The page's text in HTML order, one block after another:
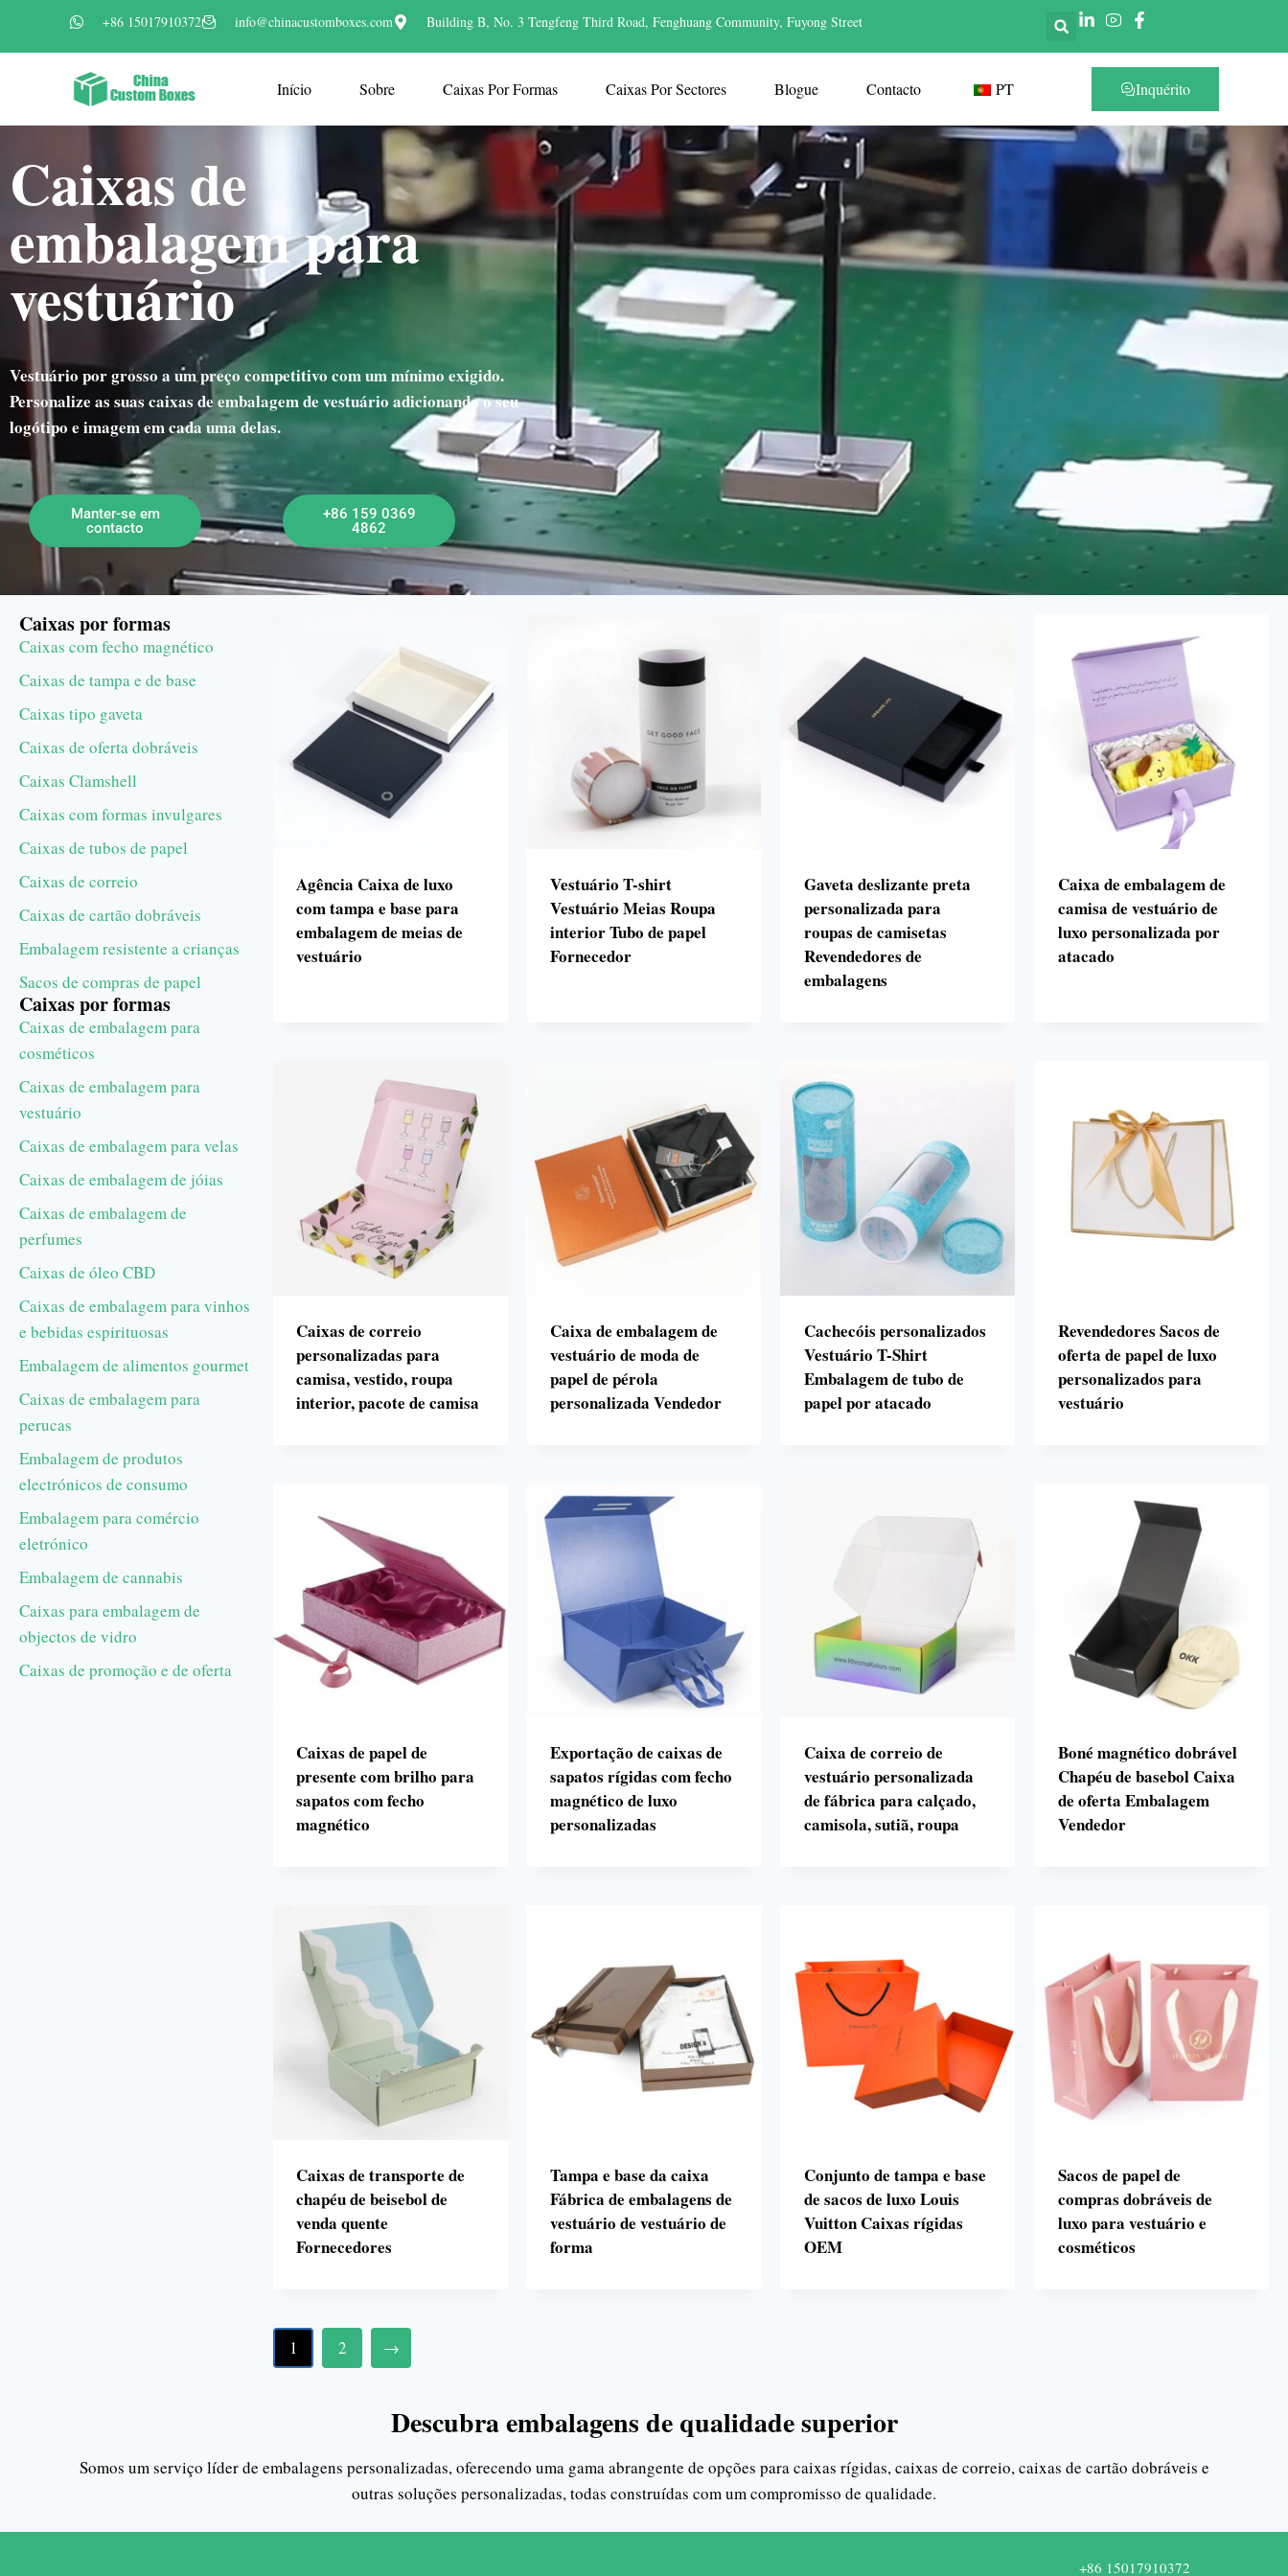
+86 15017910372 info@chinacustomboxes.com Building B, No. 3 Tengfeng Third Road, Fenghuang Community, Fuyong Street
Início Sobre Caixas Por Formas Caixas Por Sectores Blogue Contacto PT Inquérito
Caixas de
embalagem para
vestuário
Vestuário por grosso a um preço competitivo com um mínimo exigido.
Personalize as suas caixas de embalagem de vestuário adicionando o seu
logótipo e imagem em cada uma delas.
Manter-se em
contacto
+86 159 0369
4862
Caixas por formas
Caixas com fecho magnético
Caixas de tampa e de base
Caixas tipo gaveta
Caixas de oferta dobráveis
Caixas Clamshell
Caixas com formas invulgares
Caixas de tubos de papel
Caixas de correio
Caixas de cartão dobráveis
Embalagem resistente a crianças
Sacos de compras de papel
Caixas por formas
Caixas de embalagem para
cosméticos
Caixas de embalagem para
vestuário
Caixas de embalagem para velas
Caixas de embalagem de jóias
Caixas de embalagem de
perfumes
Caixas de óleo CBD
Caixas de embalagem para vinhos
e bebidas espirituosas
Embalagem de alimentos gourmet
Caixas de embalagem para
perucas
Embalagem de produtos
electrónicos de consumo
Embalagem para comércio
eletrónico
Embalagem de cannabis
Caixas para embalagem de
objectos de vidro
Caixas de promoção e de oferta
Agência Caixa de luxo
com tampa e base para
embalagem de meias de
vestuário
Vestuário T-shirt
Vestuário Meias Roupa
interior Tubo de papel
Fornecedor
Gaveta deslizante preta
personalizada para
roupas de camisetas
Revendedores de
embalagens
Caixa de embalagem de
camisa de vestuário de
luxo personalizada por
atacado
Caixas de correio
personalizadas para
camisa, vestido, roupa
interior, pacote de camisa
Caixa de embalagem de
vestuário de moda de
papel de pérola
personalizada Vendedor
Cachecóis personalizados
Vestuário T-Shirt
Embalagem de tubo de
papel por atacado
Revendedores Sacos de
oferta de papel de luxo
personalizados para
vestuário
Caixas de papel de
presente com brilho para
sapatos com fecho
magnético
Exportação de caixas de
sapatos rígidas com fecho
magnético de luxo
personalizadas
Caixa de correio de
vestuário personalizada
de fábrica para calçado,
camisola, sutiã, roupa
Boné magnético dobrável
Chapéu de basebol Caixa
de oferta Embalagem
Vendedor
Caixas de transporte de
chapéu de beisebol de
venda quente
Fornecedores
Tampa e base da caixa
Fábrica de embalagens de
vestuário de vestuário de
forma
Conjunto de tampa e base
de sacos de luxo Louis
Vuitton Caixas rígidas
OEM
Sacos de papel de
compras dobráveis de
luxo para vestuário e
cosméticos
1 2 →
Descubra embalagens de qualidade superior
Somos um serviço líder de embalagens personalizadas, oferecendo uma gama abrangente de opções para caixas rígidas, caixas de correio, caixas de cartão dobráveis e
outras soluções personalizadas, todas construídas com um compromisso de qualidade.
+86 15017910372